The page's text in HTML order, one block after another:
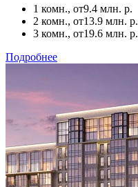
1 комн., от9.4 млн. р.
2 комн., от13.9 млн. р.
3 комн., от19.6 млн. р.
Подробнее